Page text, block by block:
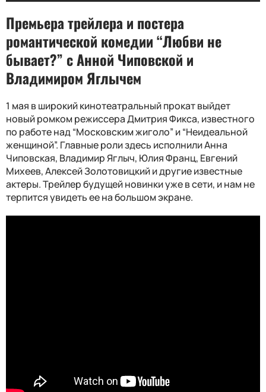
Премьера трейлера и постера
романтической комедии “Любви не
бывает?” с Анной Чиповской и
Владимиром Яглычем
1 мая в широкий кинотеатральный прокат выйдет
новый ромком режиссера Дмитрия Фикса, известного
по работе над “Московским жиголо” и “Неидеальной
женщиной”. Главные роли здесь исполнили Анна
Чиповская, Владимир Яглыч, Юлия Франц, Евгений
Михеев, Алексей Золотовицкий и другие известные
актеры. Трейлер будущей новинки уже в сети, и нам не
терпится увидеть ее на большом экране.